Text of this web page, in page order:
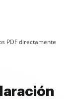
PDF directamente